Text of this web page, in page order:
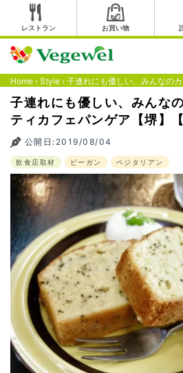
レストラン お買い物
Home › Style › 子連れにも優しい、みんなの
子連れにも優しい、みんな
ティカフェパンゲア【堺】
公開日:2019/08/04
飲食店取材 ビーガン ベジタリアン